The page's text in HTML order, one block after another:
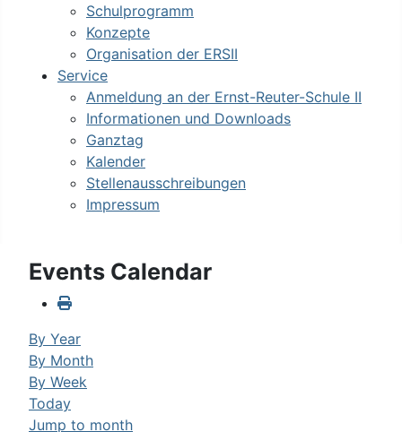
Schulprogramm
Konzepte
Organisation der ERSII
Service
Anmeldung an der Ernst-Reuter-Schule II
Informationen und Downloads
Ganztag
Kalender
Stellenausschreibungen
Impressum
Events Calendar
By Year
By Month
By Week
Today
Jump to month